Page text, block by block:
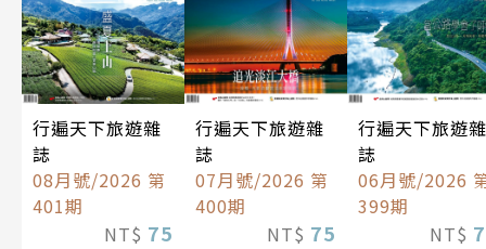
行遍天下旅遊雜
誌
08月號/2026 第
401期
NT$ 75
行遍天下旅遊雜
誌
07月號/2026 第
400期
NT$ 75
行遍天下旅遊雜
誌
06月號/2026
399期
NT$